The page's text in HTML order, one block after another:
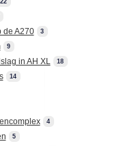
de A270 3
9
in AH XL 18
14
4
5